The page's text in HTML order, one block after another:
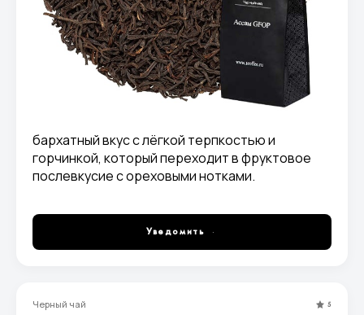
бархатный вкус с лёгкой терпкостью и
горчинкой, который переходит в фруктовое
послевкусие с ореховыми нотками.
Уведомить
Черный чай 5